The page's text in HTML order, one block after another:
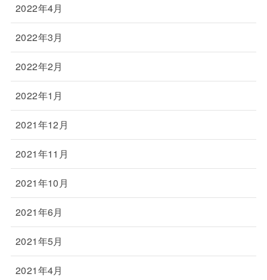
2022年4月
2022年3月
2022年2月
2022年1月
2021年12月
2021年11月
2021年10月
2021年6月
2021年5月
2021年4月